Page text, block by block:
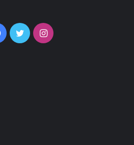
Facebook
TwitterInstagram